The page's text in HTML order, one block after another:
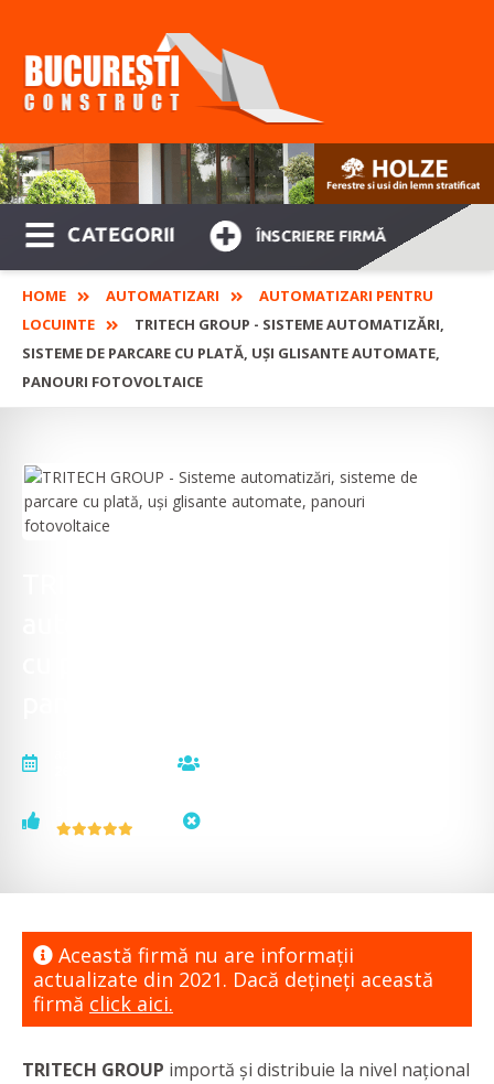
CATEGORII ÎNSCRIERE FIRMĂ
HOME AUTOMATIZARI
AUTOMATIZARI PENTRU
LOCUINTE
TRITECH GROUP - SISTEME AUTOMATIZĂRI,
SISTEME DE PARCARE CU PLATĂ, UȘI GLISANTE AUTOMATE,
PANOURI FOTOVOLTAICE
Această firmă nu are informaţii
actualizate din 2021. Dacă dețineți această
firmă click aici.
TRITECH GROUP importă și distribuie la nivel național